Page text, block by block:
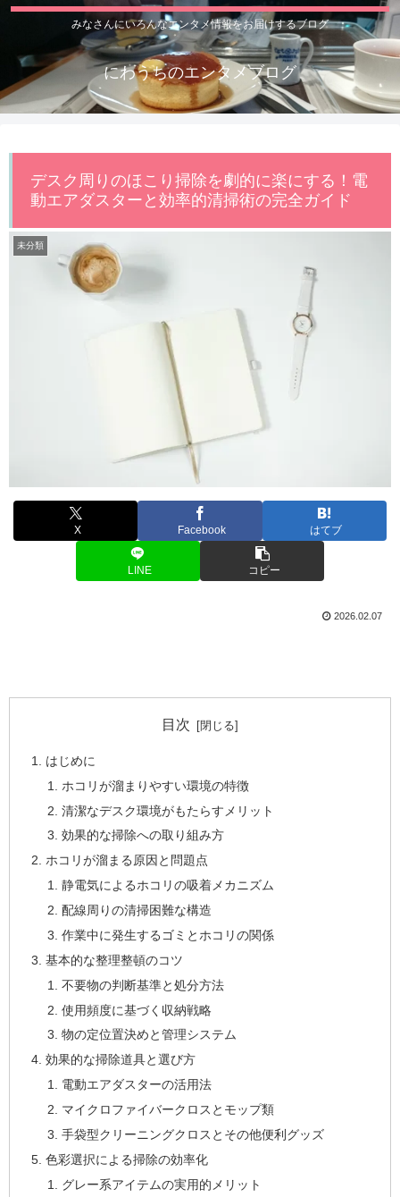
みなさんにいろんなエンタメ情報をお届けするブログ
にわうちのエンタメブログ
デスク周りのほこり掃除を劇的に楽にする！電
動エアダスターと効率的清掃術の完全ガイド
未分類
X Facebook はてブ
LINE コピー
2026.02.07
目次
はじめに
ホコリが溜まりやすい環境の特徴
清潔なデスク環境がもたらすメリット
効果的な掃除への取り組み方
ホコリが溜まる原因と問題点
静電気によるホコリの吸着メカニズム
配線周りの清掃困難な構造
作業中に発生するゴミとホコリの関係
基本的な整理整頓のコツ
不要物の判断基準と処分方法
使用頻度に基づく収納戦略
物の定位置決めと管理システム
効果的な掃除道具と選び方
電動エアダスターの活用法
マイクロファイバークロスとモップ類
手袋型クリーニングクロスとその他便利グッズ
色彩選択による掃除の効率化
グレー系アイテムの実用的メリット